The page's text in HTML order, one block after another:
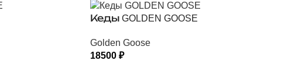
Кеды GOLDEN GOOSE
Golden Goose
18500 ₽